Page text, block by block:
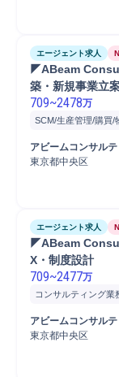
エージェント求人
◤ABeam
築・新規事業立
709~2478万
SCM/生産管理/購買/
データ分析
アビームコンサル
東京都中央区
エージェント求人
◤ABeam
X・制度設計
709~2477万
コンサルティング業
政
アビームコンサル
東京都中央区